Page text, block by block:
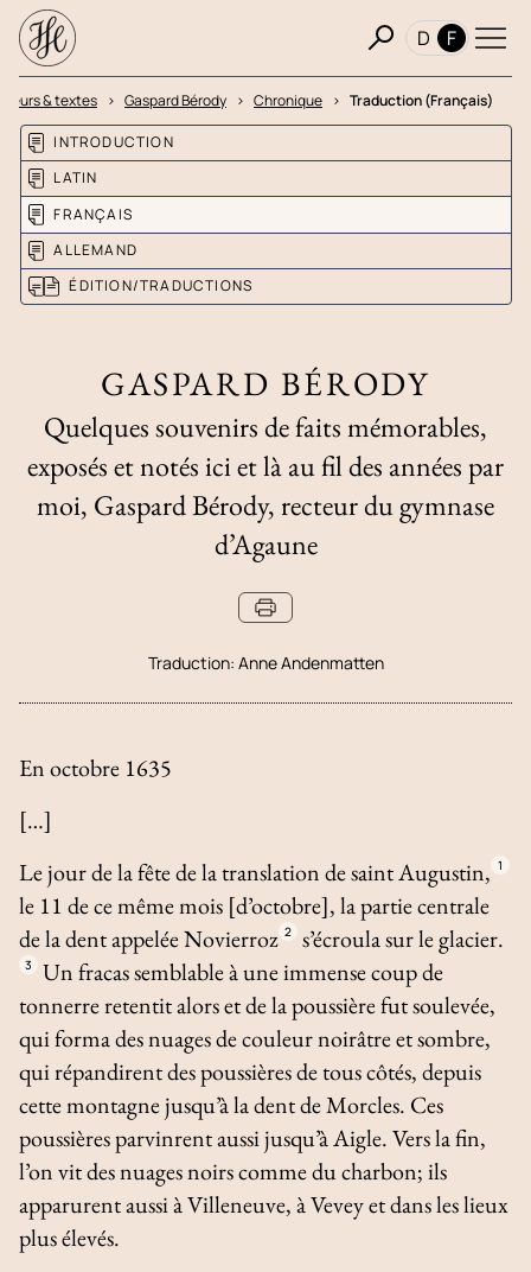
D F
& textes Gaspard Bérody Chronique Traduction (Français)
INTRODUCTION
LATIN
FRANÇAIS
ALLEMAND
ÉDITION/TRADUCTIONS
GASPARD BÉRODY
Quelques souvenirs de faits mémorables,
exposés et notés ici et là au fil des années par
moi, Gaspard Bérody, recteur du gymnase
d’Agaune
Traduction: Anne Andenmatten
En octobre 1635
[…]
Le jour de la fête de la translation de saint Augustin, 1
le 11 de ce même mois [d’octobre], la partie centrale
de la dent appelée Novierroz 2 s’écroula sur le glacier.
3
Un fracas semblable à une immense coup de
tonnerre retentit alors et de la poussière fut soulevée,
qui forma des nuages de couleur noirâtre et sombre,
qui répandirent des poussières de tous côtés, depuis
cette montagne jusqu’à la dent de Morcles. Ces
poussières parvinrent aussi jusqu’à Aigle. Vers la fin,
l’on vit des nuages noirs comme du charbon; ils
apparurent aussi à Villeneuve, à Vevey et dans les lieux
plus élevés.